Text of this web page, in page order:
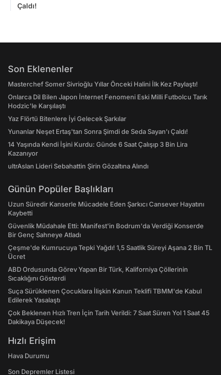
Çaldı!
Son Eklenenler
Masterchef Somer Sivrioğlu Yıllar Önceki Halini İlk Kez Paylaştı!
Onlarca Dil Bilen Japon İnternet Fenomeni Eski Milli Futbolcu Tarık
Hodzic'le Karşılaştı
Yaz Flörtü Bitenlere İyi Gelecek Şarkılar
Yunanlar Neşet Ertaş'tan Sonra Şimdi de Seda Sayan'ı Çaldı!
14 Yaşında Kendi İşini Kurdu: Günde 6 Saat Çalışıp 3 Bin Lira
Kazanıyor
ultrAslan Lideri Sebahattin Şirin Gözaltına Alındı
Günün Popüler Başlıkları
Uzun Süredir Kanserle Mücadele Eden Şarkıcı Cansever Hayatını
Kaybetti
Güvenlik Müdahale Etti: Manifest'in Bodrum'da Verdiği Konserde
Bir Genç Sahneye Atladı
Çeşme'de Kumrucuya Tepki Yağdı! 1,5 Saatlik Süreyi Aşana 2 Bin TL
Ücret
ABD Ordusunda Görev Yapan Bir Türk, Kaliforniya Çöllerinin
Sıcaklığını Gösterdi
Suça Sürüklenen Çocuklara İlişkin Kanun Teklifi TBMM'de Kabul
Edilerek Yasalaştı
Çok Beklenen Hızlı Tren İçin Tarih Verildi: 7 Saat Süren Yol 1 Saat 45
Dakikaya Düşecek!
Hızlı Erişim
Hava Durumu
Son Depremler Listesi